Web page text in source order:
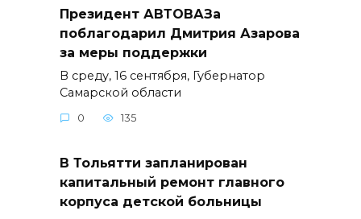
Президент АВТОВАЗа
поблагодарил Дмитрия Азарова
за меры поддержки
В среду, 16 сентября, Губернатор
Самарской области
0 135
В Тольятти запланирован
капитальный ремонт главного
корпуса детской больницы